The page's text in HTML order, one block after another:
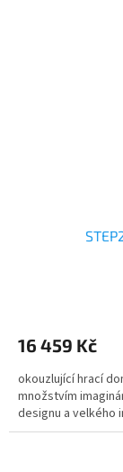
16 459 Kč
okouzlující hrací
množstvím
designu a velkého